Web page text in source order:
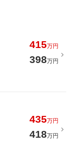
415万円
398万円
435万円
418万円